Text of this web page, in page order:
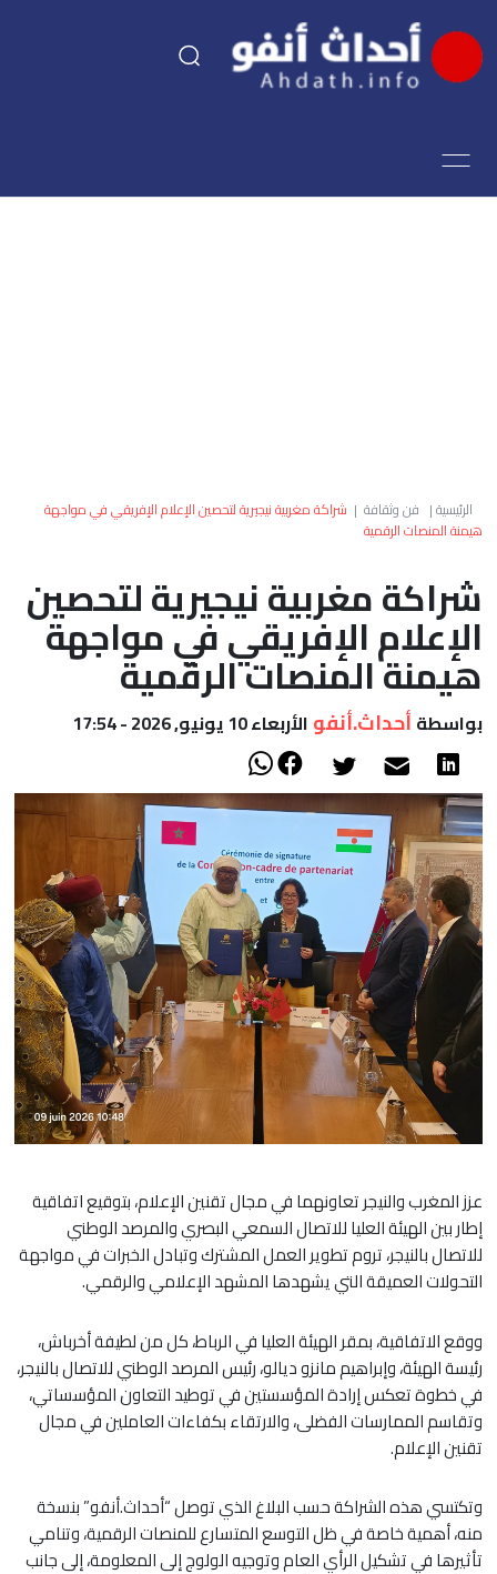
اقتصاد
العالم
الصحراء
الرئيسية| فن وثقافة | شراكة مغربية نيجيرية لتحصين الإعلام الإفريقي في مواجهة
هيمنة المنصات الرقمية
شراكة مغربية نيجيرية لتحصين
الإعلام الإفريقي في مواجهة
هيمنة المنصات الرقمية
بواسطة أحداث.أنفو الأربعاء 10 يونيو, 2026 - 17:54
عزز المغرب والنيجر تعاونهما في مجال تقنين الإعلام، بتوقيع اتفاقية
إطار بين الهيئة العليا للاتصال السمعي البصري والمرصد الوطني
للاتصال بالنيجر، تروم تطوير العمل المشترك وتبادل الخبرات في مواجهة
التحولات العميقة التي يشهدها المشهد الإعلامي والرقمي.
ووقع الاتفاقية، بمقر الهيئة العليا في الرباط، كل من لطيفة أخرباش،
رئيسة الهيئة، وإبراهيم مانزو ديالو، رئيس المرصد الوطني للاتصال بالنيجر،
في خطوة تعكس إرادة المؤسستين في توطيد التعاون المؤسساتي،
وتقاسم الممارسات الفضلى، والارتقاء بكفاءات العاملين في مجال
تقنين الإعلام.
وتكتسي هذه الشراكة حسب البلاغ الذي توصل “أحداث.أنفو” بنسخة
منه، أهمية خاصة في ظل التوسع المتسارع للمنصات الرقمية، وتنامي
تأثيرها في تشكيل الرأي العام وتوجيه الولوج إلى المعلومة، إلى جانب